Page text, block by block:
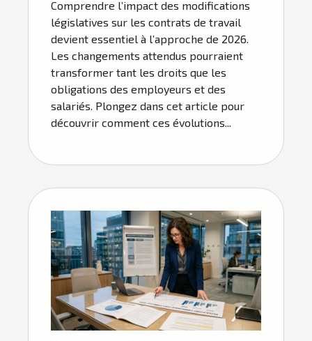
2026 ?
Comprendre l’impact des modifications
législatives sur les contrats de travail
devient essentiel à l’approche de 2026.
Les changements attendus pourraient
transformer tant les droits que les
obligations des employeurs et des
salariés. Plongez dans cet article pour
découvrir comment ces évolutions...